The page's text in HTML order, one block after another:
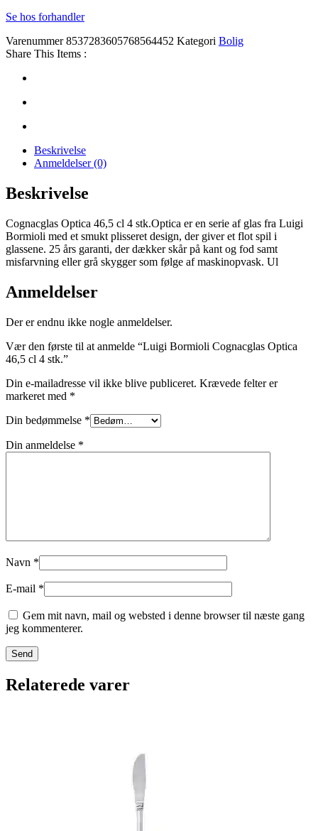
Se hos forhandler
Varenummer8537283605768564452 Kategori Bolig
Share This Items :
Beskrivelse
Anmeldelser (0)
Beskrivelse
Cognacglas Optica 46,5 cl 4 stk.Optica er en serie af glas fra Luigi
Bormioli med et smukt plisseret design, der giver et flot spil i
glassene. 25 års garanti, der dækker skår på kant og fod samt
misfarvning eller grå skygger som følge af maskinopvask. Ul
Anmeldelser
Der er endnu ikke nogle anmeldelser.
Vær den første til at anmelde “Luigi Bormioli Cognacglas Optica
46,5 cl 4 stk.”
Din e-mailadresse vil ikke blive publiceret. Krævede felter er
markeret med *
Din bedømmelse *
Din anmeldelse *
Navn *
E-mail *
Gem mit navn, mail og websted i denne browser til næste gang
jeg kommenterer.
Relaterede varer